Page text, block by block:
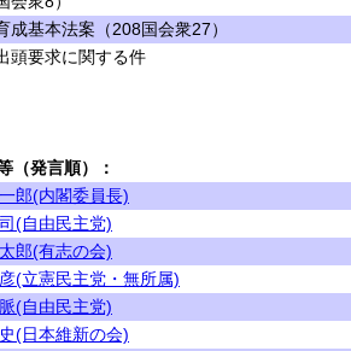
成基本法案（208国会衆27）
頭要求に関する件
（発言順）：
一郎(内閣委員長)
(自由民主党)
郎(有志の会)
(立憲民主党・無所属)
(自由民主党)
(日本維新の会)